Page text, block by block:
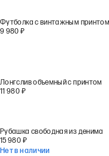
Футболка с винтажным принтом
9 980 ₽
Лонгслив объемный с принтом
11 980 ₽
Рубашка свободная из денима
15 980 ₽
Нет в наличии